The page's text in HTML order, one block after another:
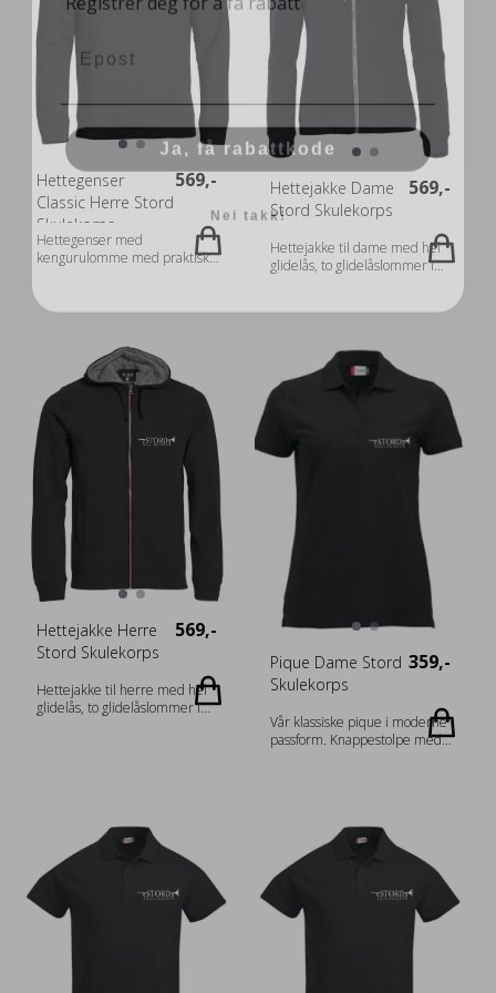
ermer Krave/hette Med hette
Vaskeanvisinng Vaskes ved 30°
Kan strykes
Størrelsesguide: https://shop.l-
shop-
team.no/out/media/JH050K_G201705.pdf
15% viskose) Gender Damer
Vekt 300 g/m2
Hettegenser
Classic Herre Stord
Skulekorps
569,-
Hettegenser med
kengurulomme med praktisk
2x2 ribb med stretch i
Ton-i-ton flatlocksømmer.
Hettegenser med
kengurulomme med praktisk
løsning for mobiltelefon.
Kontrasterende mesh i hette.
2x2 ribb med stretch i
nederkant og i ermavslutning.
Ton-i-ton flatlocksømmer.
Produkt informasjon Fabrics
80% bomull, 20% polyester.
Melerte farger: blåmelert
[565], grønnmelert [676]
antrasitmelert [955] : 60%
bomull, 40% polyester.
Gråmelert [95] : 85% bomull
Vekt 300 g/m2
Hettejakke Dame
Stord Skulekorps
569,-
Hettejakke til dame med hel
glidelås, to glidelåslommer i
2x2 ribb med stretch i
Ton-i-ton flatlocksømmer.
Tilpasset for hodetelefoner.
Fabrics 80 % Bomull, 20 %
antrasitmelert [955] 60 %
Bomull, 40 % Polyester.
Gråmelert [95] 85 % Bomull 15
300 g/m2
Hettejakke Herre
Stord Skulekorps
569,-
Hettejakke til herre med hel
glidelås, to glidelåslommer i
Hettejakke til herre med hel
glidelås, to glidelåslommer i
front, samt to innerlommer.
Kontrasterende mesh i hetten.
2x2 ribb med stretch i
nederkant og ermavslutning.
Ton-i-ton flatlocksømmer.
Tilpasset for hodetelefoner.
Pique Dame Stord
Skulekorps
359,-
Vår klassiske pique i moderne
passform. Knappestolpe med
1 % viskose, gråmelert [95] 85%
bomull, 15% viskose,
antrasittmelert 60% bomull,
40% polyester) Gender Damer
Email
Ja, få rabattkode
Nei takk!